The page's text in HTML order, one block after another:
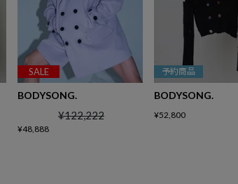
SALE
BODYSONG.
¥122,222
¥48,888
予約商品
BODYSONG.
¥52,800